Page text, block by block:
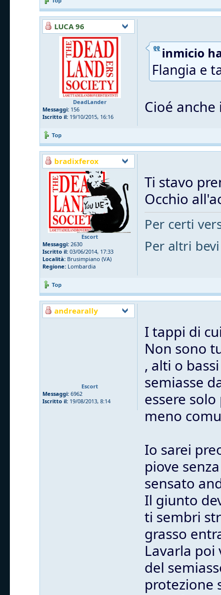
LUCA 96
DeadLander
Messaggi: 156
Iscritto il: 19/10/2015, 16:16
inmicio
Flangia e
Cioé
Top
bradixferox
Escort
Messaggi: 2630
Iscritto il: 03/06/2014, 17:33
Località: Brusimpiano (VA)
Regione: Lombardia
Ti stavo
Occhio
Per certi
Per altri bevi
Top
andrearally
Escort
Messaggi: 6962
Iscritto il: 19/08/2013, 8:14
I tappi di
Non sono
, alti o
semiasse
essere
meno
Io sarei
piove
sensato
Il giunto
ti sembri
grasso
Lavarla
del
protezione